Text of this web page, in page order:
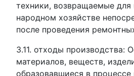
техники, возвращаемые для
народном хозяйстве
после проведения
3.11. отходы производства:
материалов, веществ,
образовавшиеся в процессе